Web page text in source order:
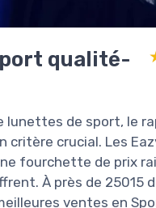
qualité-
lunettes de sport, le
critère crucial. Les
fourchette de prix
À près de 25015
ventes en